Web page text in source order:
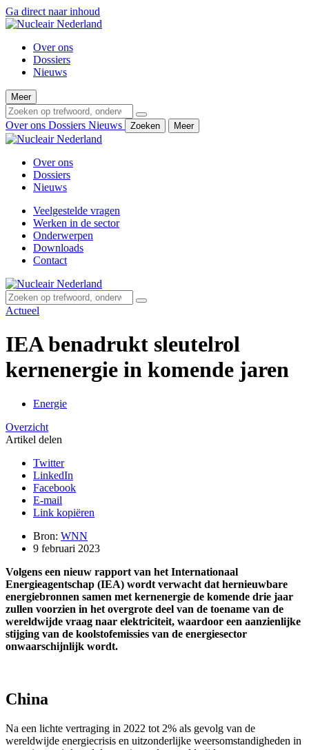
Ga direct naar inhoud
Over ons
Dossiers
Nieuws
Meer
Over ons Dossiers Nieuws Zoeken Meer
Over ons
Dossiers
Nieuws
Veelgestelde vragen
Werken in de sector
Onderwerpen
Downloads
Contact
Actueel
IEA benadrukt sleutelrol
kernenergie in komende jaren
Energie
Overzicht
Artikel delen
Twitter
LinkedIn
Facebook
E-mail
Link kopiëren
Bron: WNN
9 februari 2023
Volgens een nieuw rapport van het Internationaal
Energieagentschap (IEA) wordt verwacht dat hernieuwbare
energiebronnen samen met kernenergie de komende drie jaar
zullen voorzien in het overgrote deel van de toename van de
wereldwijde vraag naar elektriciteit, waardoor een aanzienlijke
stijging van de koolstofemissies van de energiesector
onwaarschijnlijk wordt.
China
Na een lichte vertraging in 2022 tot 2% als gevolg van de
wereldwijde energiecrisis en uitzonderlijke weersomstandigheden in